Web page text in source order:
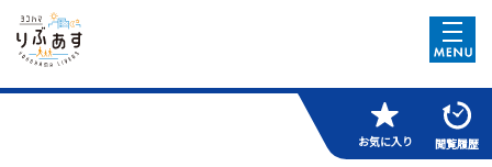
お気に入り 閲覧履歴